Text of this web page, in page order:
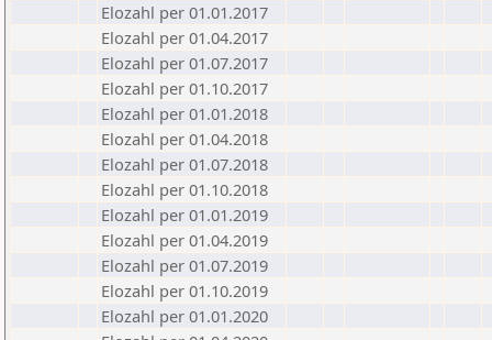
Elozahl per 01.01.2017
Elozahl per 01.04.2017
Elozahl per 01.07.2017
Elozahl per 01.10.2017
Elozahl per 01.01.2018
Elozahl per 01.04.2018
Elozahl per 01.07.2018
Elozahl per 01.10.2018
Elozahl per 01.01.2019
Elozahl per 01.04.2019
Elozahl per 01.07.2019
Elozahl per 01.10.2019
Elozahl per 01.01.2020